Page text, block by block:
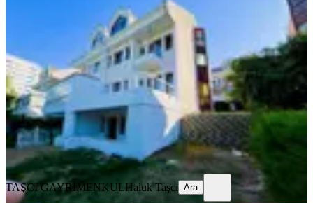
Bahçeşehir Oğuzkent Sitesinde 6+2
Havuzlu Sitede Kiralık Villa
Başakşehir, Bahçeşehir 2. Kısım Mahallesi
6+2
350 m²·08.08.2026
TAŞCI GAYRİMENKULHaluk Taşcı
Ara
TAŞCI GAYRİMENKULHaluk Taşcı Ara